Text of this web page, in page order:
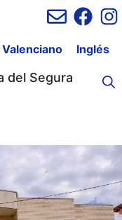
Valenciano Inglés